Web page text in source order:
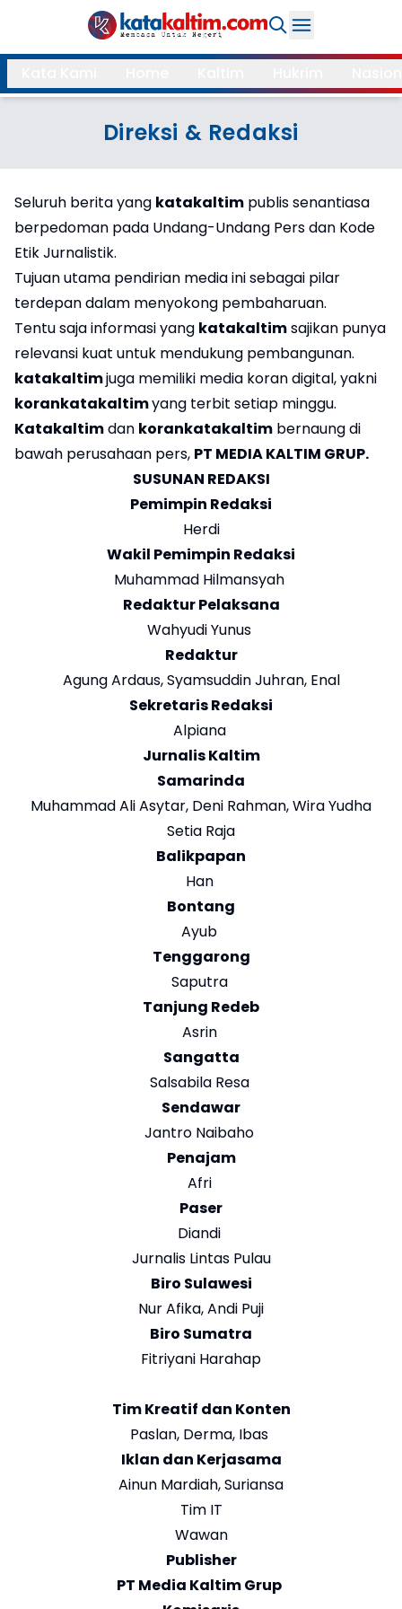
Daerah
Kukar
Samarinda
Bontang
Balikpapan
Kubar
Kutim
PPU
Mahulu
More
Internasional
Feature
Gaya
Hidup
×
Search
Direksi & Redaksi
Seluruh berita yang katakaltim publis senantiasa
berpedoman pada Undang-Undang Pers dan Kode
Etik Jurnalistik.
Tujuan utama pendirian media ini sebagai pilar
terdepan dalam menyokong pembaharuan.
Tentu saja informasi yang katakaltimsajikan punya
relevansi kuat untuk mendukung pembangunan.
katakaltimjuga memiliki media koran digital, yakni
korankatakaltimyang terbit setiap minggu.
Katakaltimdan korankatakaltim bernaung di
bawah perusahaan pers, PT MEDIA KALTIM GRUP.
SUSUNAN REDAKSI
Pemimpin Redaksi
Herdi
Wakil Pemimpin Redaksi
Muhammad Hilmansyah
Redaktur Pelaksana
Wahyudi Yunus
Redaktur
Agung Ardaus, Syamsuddin Juhran, Enal
Sekretaris Redaksi
Alpiana
Jurnalis Kaltim
Samarinda
Muhammad Ali Asytar, Deni Rahman, Wira Yudha
Setia Raja
Balikpapan
Han
Bontang
Ayub
Tenggarong
Saputra
Tanjung Redeb
Asrin
Sangatta
Salsabila Resa
Sendawar
Jantro Naibaho
Penajam
Afri
Paser
Diandi
Jurnalis Lintas Pulau
Biro Sulawesi
Nur Afika, Andi Puji
Biro Sumatra
Fitriyani Harahap
Tim Kreatif dan Konten
Paslan, Derma, Ibas
Iklan dan Kerjasama
Ainun Mardiah, Suriansa
Tim IT
Wawan
Publisher
PT Media Kaltim Grup